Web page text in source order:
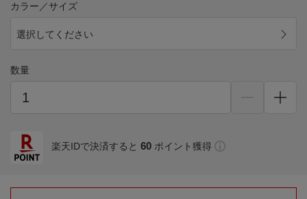
カラー／サイズ
選択してください
数量
楽天IDで決済すると 60 ポイント獲得